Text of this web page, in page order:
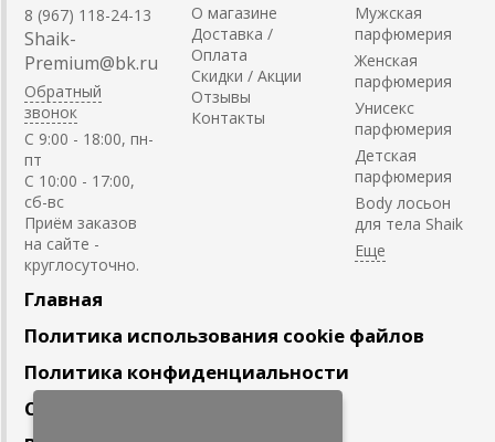
8 (967) 118-24-13
Shaik-
Premium@bk.ru
Обратный
звонок
C 9:00 - 18:00, пн-
пт
С 10:00 - 17:00,
сб-вс
Приём заказов
на сайте -
круглосуточно.
О магазине
Доставка /
Оплата
Скидки / Акции
Отзывы
Контакты
Мужская
парфюмерия
Женская
парфюмерия
Унисекс
парфюмерия
Детская
парфюмерия
Body лосьон
для тела Shaik
Главная
Политика использования cookie файлов
Политика конфиденциальности
Сотрудничество